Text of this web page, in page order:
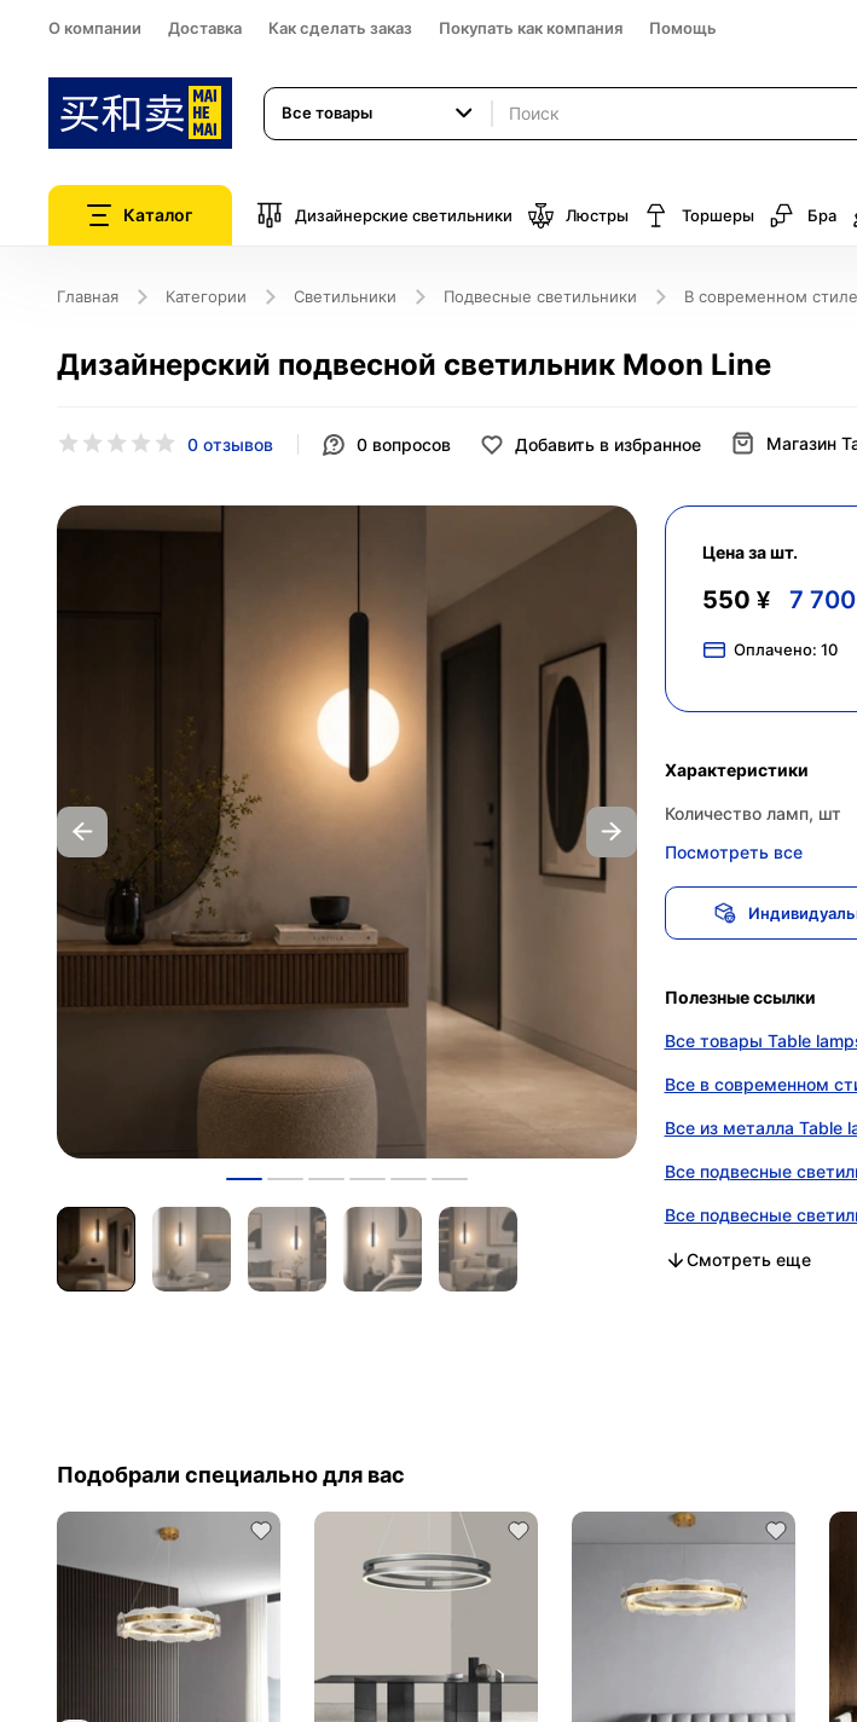
О компании Доставка Как сделать заказ Покупать как компания Помощь
Все товары
Каталог Дизайнерские светильники Люстры Торшеры Бра
Главная Категории Светильники Подвесные светильники В современном стиле
Дизайнерский подвесной светильник Moon Line
0 отзывов 0 вопросов Добавить в избранное Магазин
Цена за шт.
550 ¥ 7
Оплачено: 10
Характеристики
Количество ламп, шт
Посмотреть все
Полезные ссылки
Все товары Table
Все в современном
Все из металла Table
Все подвесные
Все подвесные
Все в современном
Все из металла в
Все подвесные
Все подвесные
Смотреть еще
Подобрали специально для вас